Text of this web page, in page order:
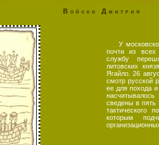
Войско Дмитрия
У
почти из
службу
литовских
Ягайло. 26
смотр русской
ее для похода
сведены в пять
тактического
которым